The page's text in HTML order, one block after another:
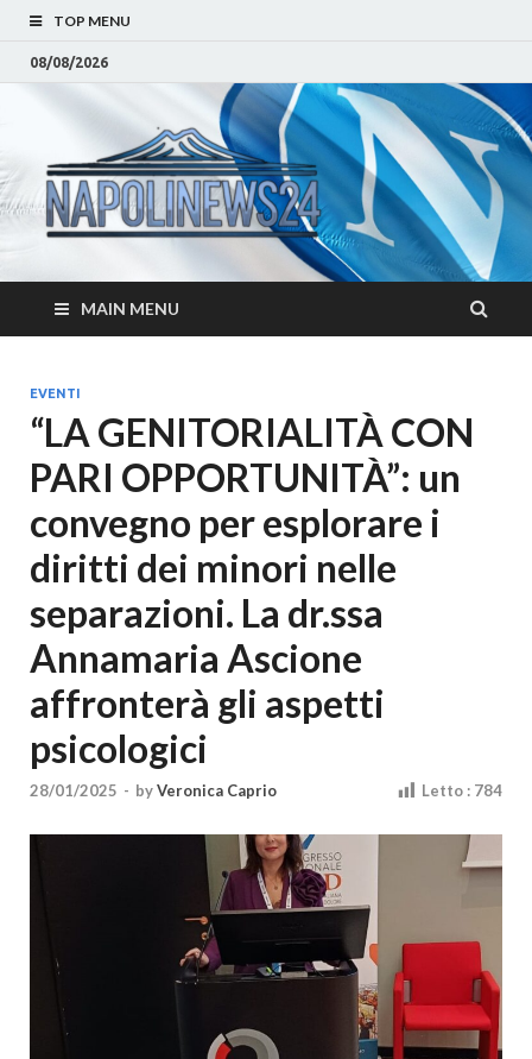
TOP MENU
08/08/2026
–
Napoli
Moda e
Cultura
Notizie sulla citta di
Napoli e Campania
Eventi, Sport
MAIN MENU
EVENTI
“LA GENITORIALITÀ CON
PARI OPPORTUNITÀ”: un
convegno per esplorare i
diritti dei minori nelle
separazioni. La dr.ssa
Annamaria Ascione
affronterà gli aspetti
psicologici
28/01/2025 - byVeronica Caprio Letto : 784